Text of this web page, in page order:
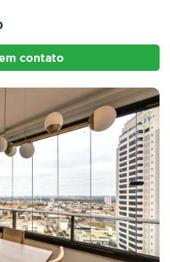
contato